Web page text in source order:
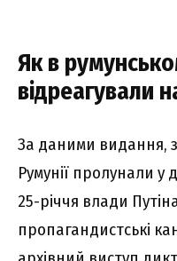
Як в
відреагували
За даними видання,
Румунії пролунали у
25-річчя влади
пропагандистські